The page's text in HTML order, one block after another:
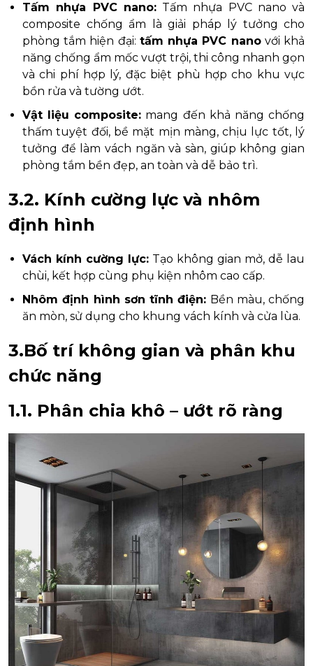
Tấm nhựa PVC nano:Tấm nhựa PVC nano và
composite chống ẩm là giải pháp lý tưởng cho
phòng tắm hiện đại: tấm nhựa PVC nanovới khả
năng chống ẩm mốc vượt trội, thi công nhanh gọn
và chi phí hợp lý, đặc biệt phù hợp cho khu vực
bồn rửa và tường ướt.
Vật liệu composite: mang đến khả năng chống
thấm tuyệt đối, bề mặt mịn màng, chịu lực tốt, lý
tưởng để làm vách ngăn và sàn, giúp không gian
phòng tắm bền đẹp, an toàn và dễ bảo trì.
3.2. Kính cường lực và nhôm
định hình
Vách kính cường lực: Tạo không gian mở, dễ lau
chùi, kết hợp cùng phụ kiện nhôm cao cấp.
Nhôm định hình sơn tĩnh điện: Bền màu, chống
ăn mòn, sử dụng cho khung vách kính và cửa lùa.
3.Bố trí không gian và phân khu
chức năng
1.1. Phân chia khô – ướt rõ ràng